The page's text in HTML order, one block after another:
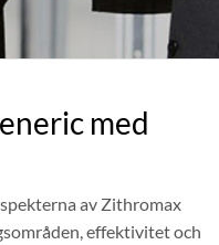
med
av Zithromax
effektivitet och